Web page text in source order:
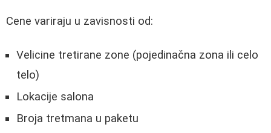
Cene variraju u zavisnosti od:
Velicine tretirane zone (pojedinačna zona ili celo
telo)
Lokacije salona
Broja tretmana u paketu